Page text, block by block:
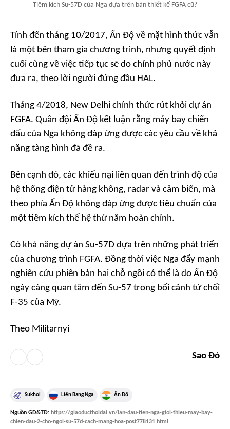
Tiêm kích Su-57D của Nga dựa trên bản thiết kế FGFA cũ?
Tính đến tháng 10/2017, Ấn Độ về mặt hình thức vẫn
là một bên tham gia chương trình, nhưng quyết định
cuối cùng về việc tiếp tục sẽ do chính phủ nước này
đưa ra, theo lời người đứng đầu HAL.
Tháng 4/2018, New Delhi chính thức rút khỏi dự án
FGFA. Quân đội Ấn Độ kết luận rằng máy bay chiến
đấu của Nga không đáp ứng được các yêu cầu về khả
năng tàng hình đã đề ra.
Bên cạnh đó, các khiếu nại liên quan đến trình độ của
hệ thống điện tử hàng không, radar và cảm biến, mà
theo phía Ấn Độ không đáp ứng được tiêu chuẩn của
một tiêm kích thế hệ thứ năm hoàn chỉnh.
Có khả năng dự án Su-57D dựa trên những phát triển
của chương trình FGFA. Đồng thời việc Nga đẩy mạnh
nghiên cứu phiên bản hai chỗ ngồi có thể là do Ấn Độ
ngày càng quan tâm đến Su-57 trong bối cảnh từ chối
F-35 của Mỹ.
Theo Militarnyi
Sao Đỏ
Sukhoi Liên Bang Nga Ấn Độ
Nguồn GD&TĐ: https://giaoducthoidai.vn/lan-dau-tien-nga-gioi-thieu-may-bay-
chien-dau-2-cho-ngoi-su-57d-cach-mang-hoa-post778131.html